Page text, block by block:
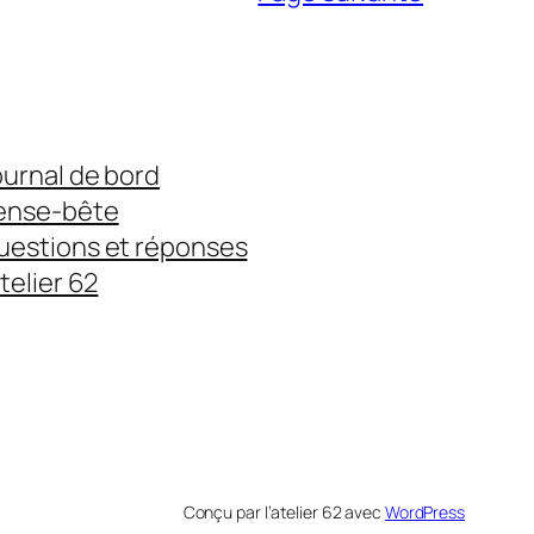
de bord
bête
et réponses
62
Conçu par l’atelier 62 avec WordPress